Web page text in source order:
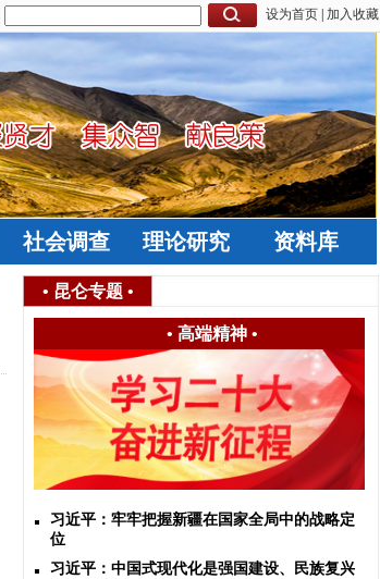
设为首页 加入收藏
社会调查 理论研究 资料库
• 昆仑专题 •
• 高端精神•
习近平：牢牢把握新疆在国家全局中的战略定
位
习近平：中国式现代化是强国建设、民族复兴